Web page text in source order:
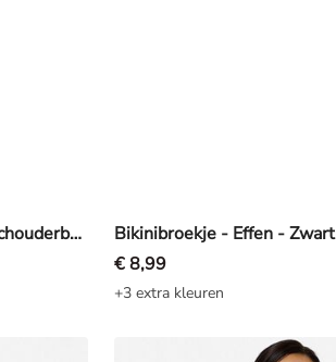
Bikinitop - Verstelbare schouderbandjes - Kaki
Bikinibroekje - Effen - Zwart
€ 8,99
+3 extra kleuren